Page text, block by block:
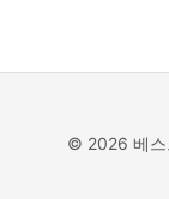
© 2026 베스